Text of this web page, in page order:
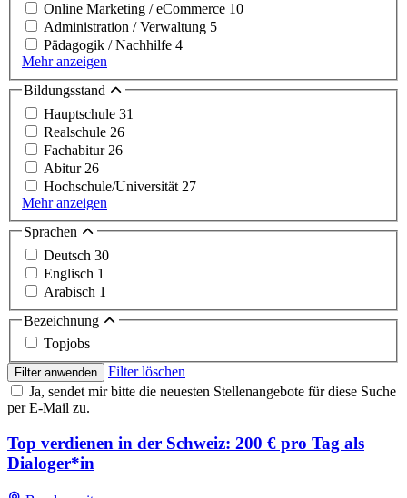
Online Marketing / eCommerce 10
Administration / Verwaltung 5
Pädagogik / Nachhilfe 4
Mehr anzeigen
Bildungsstand
Hauptschule 31
Realschule 26
Fachabitur 26
Abitur 26
Hochschule/Universität 27
Mehr anzeigen
Sprachen
Deutsch 30
Englisch 1
Arabisch 1
Bezeichnung
Topjobs
Filter anwenden
Filter löschen
Ja, sendet mir bitte die neuesten Stellenangebote für diese Suche
per E-Mail zu.
Top verdienen in der Schweiz: 200 € pro Tag als
Dialoger*in